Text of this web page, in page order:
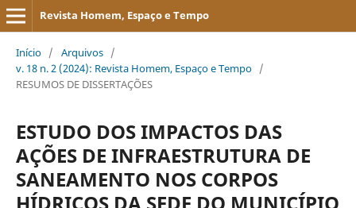
Revista Homem, Espaço e Tempo
Início / Arquivos /
v. 18 n. 2 (2024): Revista Homem, Espaço e Tempo /
RESUMOS DE DISSERTAÇÕES
ESTUDO DOS IMPACTOS DAS
AÇÕES DE INFRAESTRUTURA DE
SANEAMENTO NOS CORPOS